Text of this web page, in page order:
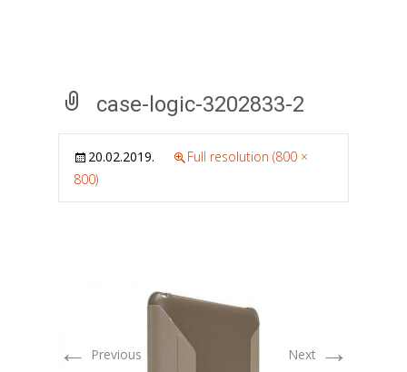
case-logic-3202833-2
20.02.2019.
Full resolution (800 ×
800)
← Previous Next →